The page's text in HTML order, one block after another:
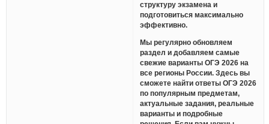
структуру экзамена и
подготовиться максимально
эффективно.
Мы регулярно обновляем
раздел и добавляем самые
свежие варианты ОГЭ 2026 на
все регионы России. Здесь вы
сможете найти ответы ОГЭ 2026
по популярным предметам,
актуальные задания, реальные
варианты и подробные